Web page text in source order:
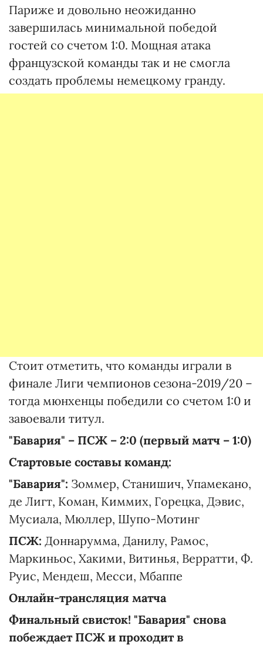
Париже и довольно неожиданно
завершилась минимальной победой
гостей со счетом 1:0. Мощная атака
французской команды так и не смогла
создать проблемы немецкому гранду.
Стоит отметить, что команды играли в
финале Лиги чемпионов сезона-2019/20 –
тогда мюнхенцы победили со счетом 1:0 и
завоевали титул.
"Бавария" – ПСЖ – 2:0 (первый матч – 1:0)
Стартовые составы команд:
"Бавария": Зоммер, Станишич, Упамекано,
де Лигт, Коман, Киммих, Горецка, Дэвис,
Мусиала, Мюллер, Шупо-Мотинг
ПСЖ: Доннарумма, Данилу, Рамос,
Маркиньос, Хакими, Витинья, Верратти, Ф.
Руис, Мендеш, Месси, Мбаппе
Онлайн-трансляция матча
Финальный свисток! "Бавария" снова
побеждает ПСЖ и проходит в